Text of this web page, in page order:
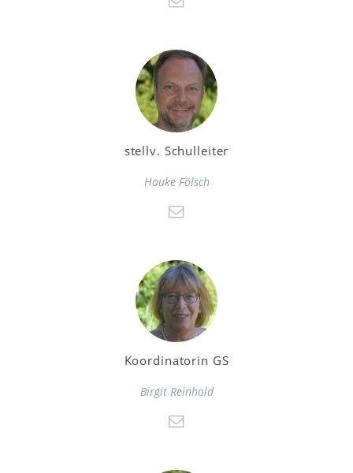
stellv. Schulleiter
Hauke Fölsch
Koordinatorin GS
Birgit Reinhold